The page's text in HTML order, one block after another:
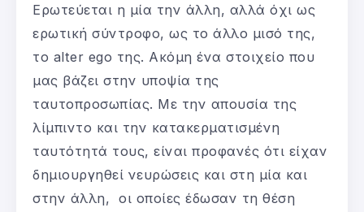
Ερωτεύεται η μία την άλλη, αλλά όχι ως
ερωτική σύντροφο, ως το άλλο μισό της,
το alter ego της. Ακόμη ένα στοιχείο που
μας βάζει στην υποψία της
ταυτοπροσωπίας. Με την απουσία της
λίμπιντο και την κατακερματισμένη
ταυτότητά τους, είναι προφανές ότι είχαν
δημιουργηθεί νευρώσεις και στη μία και
στην άλλη, οι οποίες έδωσαν τη θέση